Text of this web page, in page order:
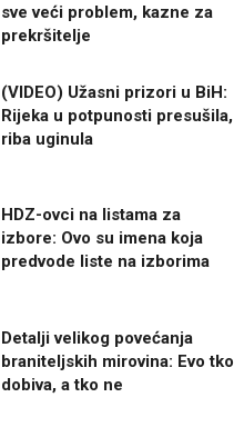
sve veći problem, kazne za
prekršitelje
(VIDEO) Užasni prizori u BiH:
Rijeka u potpunosti presušila,
riba uginula
HDZ-ovci na listama za
izbore: Ovo su imena koja
predvode liste na izborima
Detalji velikog povećanja
braniteljskih mirovina: Evo tko
dobiva, a tko ne